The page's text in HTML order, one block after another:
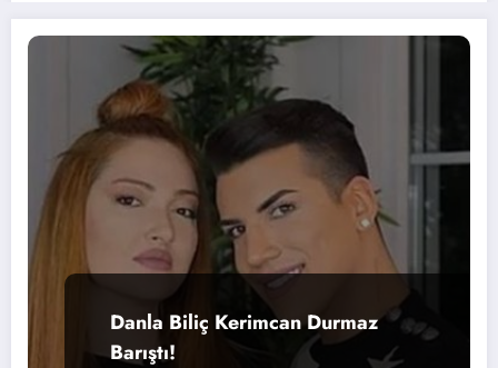
Danla Biliç Kerimcan Durmaz
Barıştı!